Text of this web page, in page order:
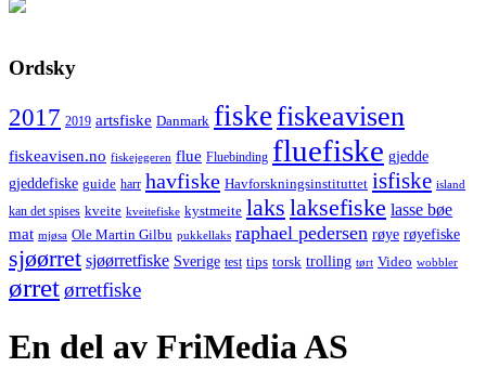
Ordsky
2017 2019 artsfiske Danmark fiskefiskeavisen
fiskeavisen.no fiskejegeren flue Fluebinding fluefiske gjedde
gjeddefiske guide harr havfiske Havforskningsinstituttet isfiske island
kan det spises kveite kveitefiske kystmeite laks laksefiske lasse bøe
mat mjøsa Ole Martin Gilbu pukkellaks raphael pedersen røye røyefiske
sjøørret sjøørretfiske Sverige test tips torsk trolling tørt Video wobbler
ørretørretfiske
En del av FriMedia AS